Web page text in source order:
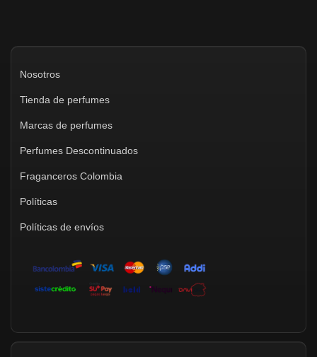
Nosotros
Tienda de perfumes
Marcas de perfumes
Perfumes Descontinuados
Fraganceros Colombia
Políticas
Políticas de envíos